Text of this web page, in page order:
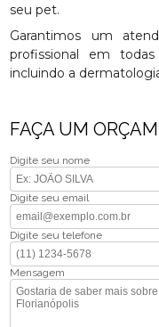
seu pet.
Garantimos um
profissional em
incluindo a
FAÇA UM
Digite seu nome
Digite seu email
Digite seu telefone
Mensagem